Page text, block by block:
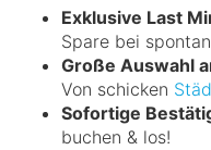
Exklusive Last
Spare bei
Große Auswahl
Von schicken
Sofortige
buchen & los!